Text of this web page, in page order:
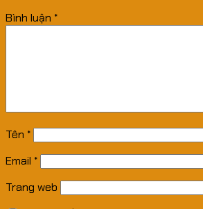
Bình luận *
Tên *
Email *
Trang web